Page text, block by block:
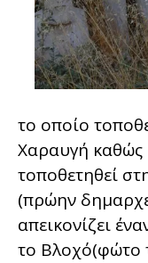
το οποίο
Χαραυγή καθώς
τοποθετηθεί
(πρώην
απεικονίζει
το Βλοχό(φώτο